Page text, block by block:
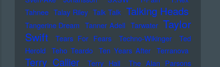
Tahnee Talay Riley Talk Talk Talking Heads
Tangerine Dream Tanner Adell Tarwater Taylor
Swift
Tears For Fears Techno-Wikinger
Ted
Herold
Teho Teardo Ten Years After Terranova
Terry Callier Terry Hall
The Alan Parsons